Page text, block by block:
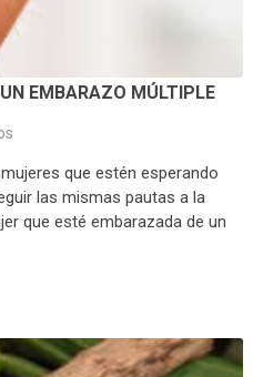
EMBARAZO MÚLTIPLE
que estén esperando
las mismas pautas a la
que esté embarazada de un